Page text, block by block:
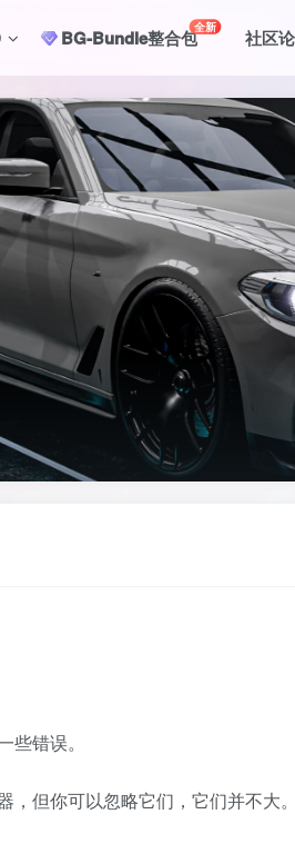
BG-Bundle整合包全新 社区
错误。
，但你可以忽略它们，它们并不大。